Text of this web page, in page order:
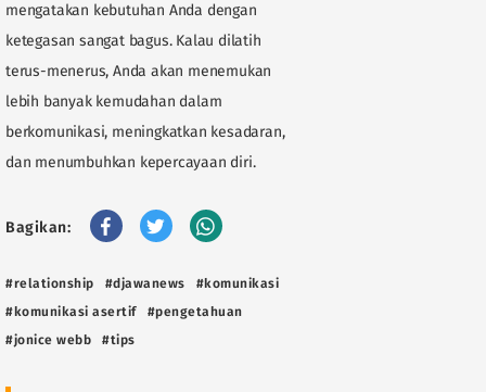
mengatakan kebutuhan Anda dengan
ketegasan sangat bagus. Kalau dilatih
terus-menerus, Anda akan menemukan
lebih banyak kemudahan dalam
berkomunikasi, meningkatkan kesadaran,
dan menumbuhkan kepercayaan diri.
Bagikan:
#relationship #djawanews
#komunikasi
#komunikasi asertif
#pengetahuan
#jonice webb
#tips